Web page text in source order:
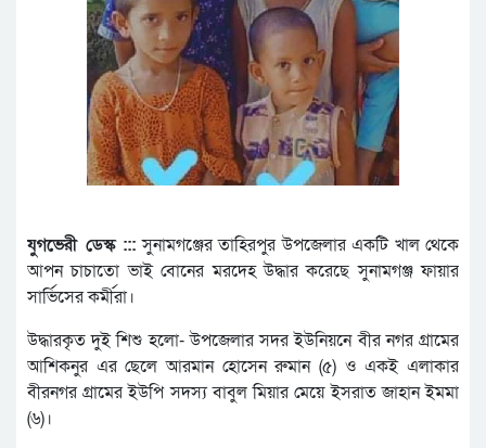
যুগভেরী ডেস্ক ::: সুনামগঞ্জের তাহিরপুর উপজেলার একটি খাল থেকে
আপন চাচাতো ভাই বোনের মরদেহ উদ্ধার করেছে সুনামগঞ্জ ফায়ার
সার্ভিসের কর্মীরা।
উদ্ধারকৃত ‌দুই শিশু হলো- উপজেলার সদর ইউনিয়নে বীর নগর গ্রামের
আশিকনুর এর ছেলে আরমান হোসেন রুমান (৫) ও একই এলাকার
বীরনগর গ্রামের ইউপি সদস্য বাবুল মিয়ার মেয়ে ইসরাত জাহান ইমমা
(৬)।